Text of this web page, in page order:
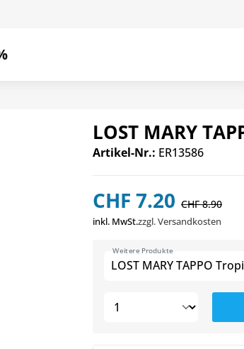
LOST MARY
Artikel-Nr.: ER13586
CHF 7.20 CHF 8.90
inkl. MwSt.zzgl. Versandkosten
LOST MARY TAPPO
Weitere Produkte